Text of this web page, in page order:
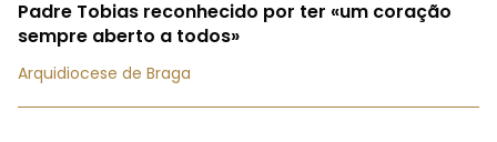
Padre Tobias reconhecido por ter «um coração
sempre aberto a todos»
Arquidiocese de Braga